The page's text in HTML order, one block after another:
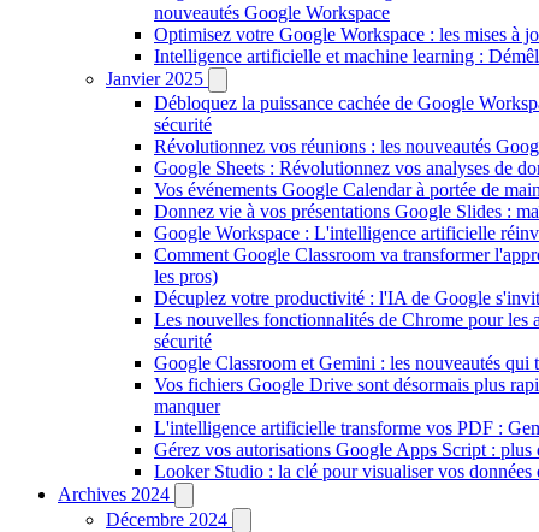
nouveautés Google Workspace
Optimisez votre Google Workspace : les mises à
Intelligence artificielle et machine learning :
Janvier 2025
Débloquez la puissance cachée de Google
sécurité
Révolutionnez vos réunions : les nouveautés
Google Sheets : Révolutionnez vos analyses de
Vos événements Google Calendar à portée de
Donnez vie à vos présentations Google Slides :
Google Workspace : L'intelligence artificielle
Comment Google Classroom va transformer
les pros)
Décuplez votre productivité : l'IA de Google
Les nouvelles fonctionnalités de Chrome pour les
sécurité
Google Classroom et Gemini : les nouveautés qui
Vos fichiers Google Drive sont désormais plus
manquer
L'intelligence artificielle transforme vos PDF :
Gérez vos autorisations Google Apps Script : plus
Looker Studio : la clé pour visualiser vos données
Archives 2024
Décembre 2024